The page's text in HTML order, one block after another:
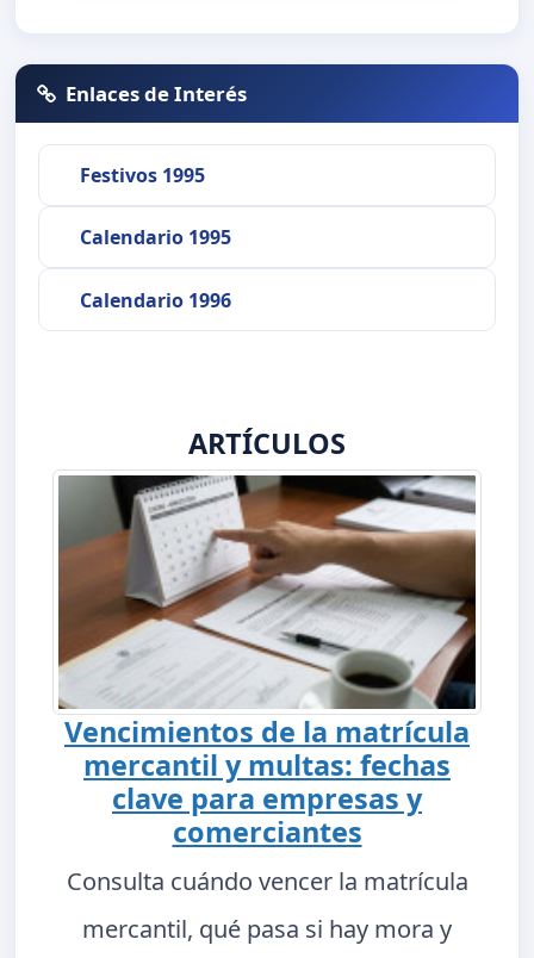
Enlaces de Interés
Festivos 1995
Calendario 1995
Calendario 1996
ARTÍCULOS
Vencimientos de la matrícula
mercantil y multas: fechas
clave para empresas y
comerciantes
Consulta cuándo vencer la matrícula
mercantil, qué pasa si hay mora y